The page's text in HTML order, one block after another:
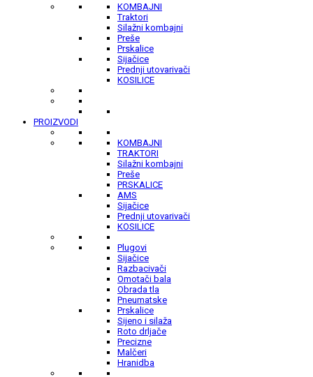
KOMBAJNI
Traktori
Silažni kombajni
Preše
Prskalice
Sijačice
Prednji utovarivači
KOSILICE
PROIZVODI
KOMBAJNI
TRAKTORI
Silažni kombajni
Preše
PRSKALICE
AMS
Sijačice
Prednji utovarivači
KOSILICE
Plugovi
Sijačice
Razbacivači
Omotači bala
Obrada tla
Pneumatske
Prskalice
Sijeno i silaža
Roto drljače
Precizne
Malčeri
Hranidba